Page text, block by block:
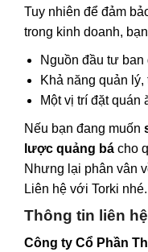
Tuy nhiên để đảm
trong kinh doanh,
Nguồn đầu tư ban
Khả năng quản
Một vị trí đặt quán
Nếu bạn đang muốn
lược quảng bá cho
Nhưng lại phân vân
Liên hệ với Torki nhé.
Thông tin liên hệ
Công ty Cổ Phần